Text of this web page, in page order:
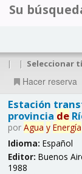
Su
| | Seleccionar
Hacer reserva
Estación
provincia de
por Agua y Energía
Idioma: Español
Editor: Buenos
1988